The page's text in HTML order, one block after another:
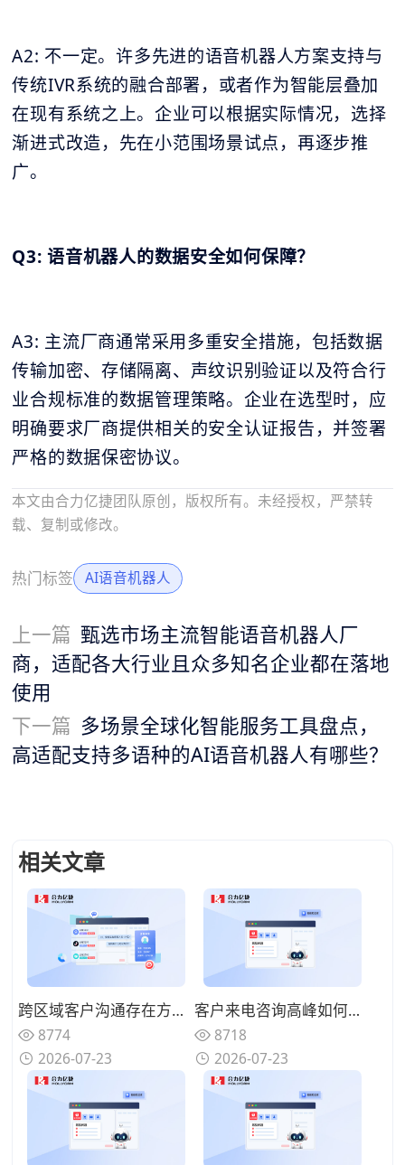
A2: 不一定。许多先进的语音机器人方案支持与
传统IVR系统的融合部署，或者作为智能层叠加
在现有系统之上。企业可以根据实际情况，选择
渐进式改造，先在小范围场景试点，再逐步推
广。
Q3: 语音机器人的数据安全如何保障？
A3: 主流厂商通常采用多重安全措施，包括数据
传输加密、存储隔离、声纹识别验证以及符合行
业合规标准的数据管理策略。企业在选型时，应
明确要求厂商提供相关的安全认证报告，并签署
严格的数据保密协议。
本文由合力亿捷团队原创，版权所有。未经授权，严禁转
载、复制或修改。
热门标签 AI语音机器人
上一篇 甄选市场主流智能语音机器人厂
商，适配各大行业且众多知名企业都在落地
使用
下一篇 多场景全球化智能服务工具盘点，
高适配支持多语种的AI语音机器人有哪些？
相关文章
跨区域客户沟通存在方言障碍，具备方言识别的AI语音机器人怎么选择？
8774
2026-07-23
客户来电咨询高峰如何分流疏导，AI语音机器人可以承接哪些咨询业务？
8718
2026-07-23